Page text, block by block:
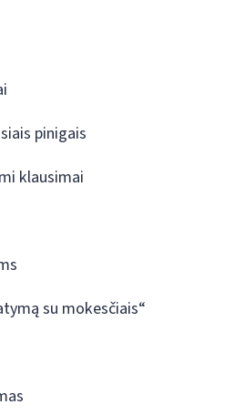
pinigais
klausimai
su mokesčiais“